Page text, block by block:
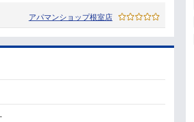
アパマンショップ根室店